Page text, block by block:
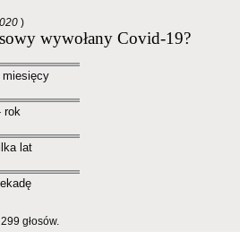
)
wywołany Covid-19?
rok
lat
głosów.